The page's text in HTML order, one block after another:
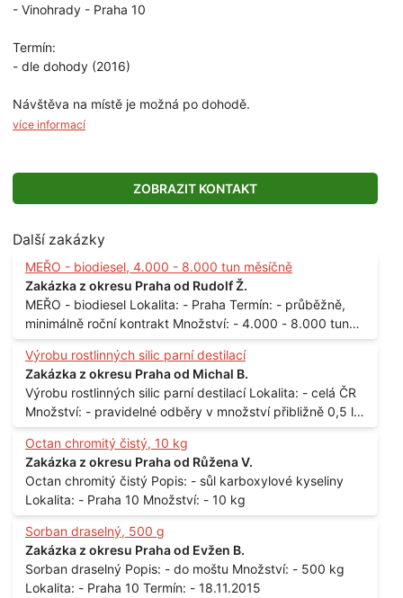
- Vinohrady - Praha 10
Termín:
- dle dohody (2016)
Návštěva na místě je možná po dohodě.
více informací
ZOBRAZIT KONTAKT
Další zakázky
MEŘO - biodiesel, 4.000 - 8.000 tun měsíčně
Zakázka z okresu Praha od Rudolf Ž.
MEŘO - biodiesel Lokalita: - Praha Termín: - průběžně,
minimálně roční kontrakt Množství: - 4.000 - 8.000 tun
měsíčně
Výrobu rostlinných silic parní destilací
Zakázka z okresu Praha od Michal B.
Výrobu rostlinných silic parní destilací Lokalita: - celá ČR
Množství: - pravidelné odběry v množství přibližně 0,5 l
až 1 l
Octan chromitý čistý, 10 kg
Zakázka z okresu Praha od Růžena V.
Octan chromitý čistý Popis: - sůl karboxylové kyseliny
Lokalita: - Praha 10 Množství: - 10 kg
Sorban draselný, 500 g
Zakázka z okresu Praha od Evžen B.
Sorban draselný Popis: - do moštu Množství: - 500 kg
Lokalita: - Praha 10 Termín: - 18.11.2015